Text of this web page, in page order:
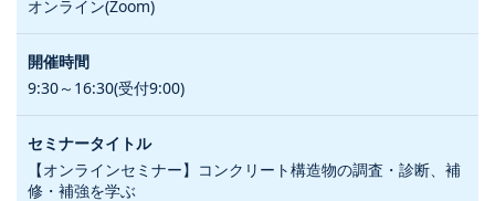
オンライン(Zoom)
9:30～16:30(受付9:00)
【オンラインセミナー】コンクリート構造物の調査・診断、補
修・補強を学ぶ